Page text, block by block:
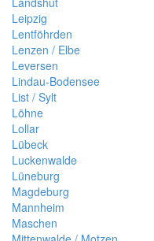
Leipzig
Lentföhrden
Lenzen / Elbe
Leversen
Lindau-Bodensee
List / Sylt
Löhne
Lollar
Lübeck
Luckenwalde
Lüneburg
Magdeburg
Mannheim
Maschen